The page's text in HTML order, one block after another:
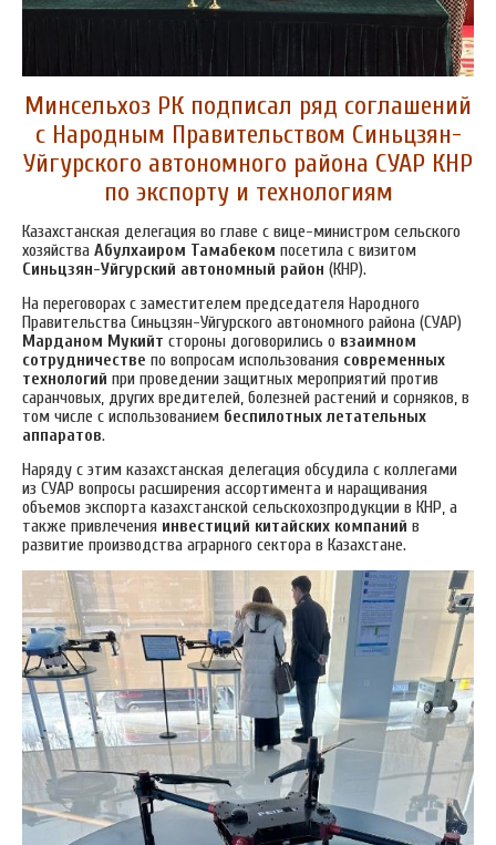
Минсельхоз РК подписал ряд соглашений
с Народным Правительством Синьцзян-
Уйгурского автономного района СУАР КНР
по экспорту и технологиям
Казахстанская делегация во главе с вице-министром сельского
хозяйства Абулхаиром Тамабеком посетила с визитом
Синьцзян-Уйгурский автономный район (КНР).
На переговорах с заместителем председателя Народного
Правительства Синьцзян-Уйгурского автономного района (СУАР)
Марданом Мукийт стороны договорились о взаимном
сотрудничестве по вопросам использования современных
технологий при проведении защитных мероприятий против
саранчовых, других вредителей, болезней растений и сорняков, в
том числе с использованием беспилотных летательных
аппаратов.
Наряду с этим казахстанская делегация обсудила с коллегами
из СУАР вопросы расширения ассортимента и наращивания
объемов экспорта казахстанской сельскохозпродукции в КНР, а
также привлечения инвестиций китайских компаний в
развитие производства аграрного сектора в Казахстане.